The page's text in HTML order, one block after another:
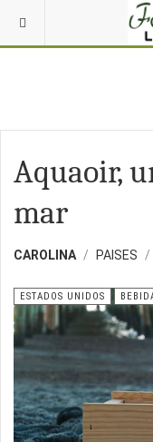
Aquaoir,
mar
CAROLINA PAISES
ESTADOS UNIDOS